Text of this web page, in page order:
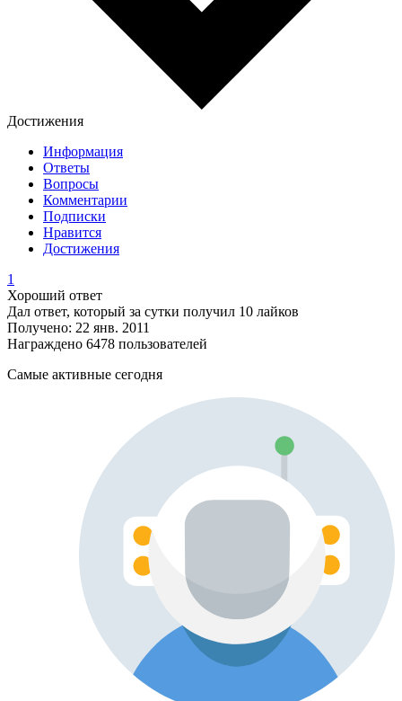
Достижения
Информация
Ответы
Вопросы
Комментарии
Подписки
Нравится
Достижения
1
Хороший ответ
Дал ответ, который за сутки получил 10 лайков
Получено: 22 янв. 2011
Награждено 6478 пользователей
Самые активные сегодня